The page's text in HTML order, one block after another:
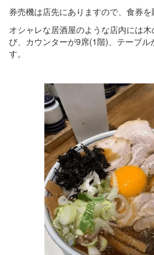
券売機は店先にありますので、食券を
オシャレな居酒屋のような店内には
び、カウンターが9席(1階)、テーブル
す。